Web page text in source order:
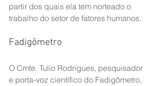
partir dos quais ela tem norteado o
trabalho do setor de fatores humanos.
Fadigômetro
O Cmte. Tulio Rodrigues, pesquisador
e porta-voz científico do Fadigômetro,